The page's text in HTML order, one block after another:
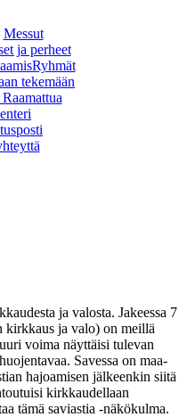
Messut
ja perheet
tekemään
ja valosta. Jakeessa 7
kirkkaus ja valo) on meillä
voima näyttäisi tulevan
Savessa on maa-
hajoamisen jälkeenkin siitä
kirkkaudellaan
tämä saviastia -näkökulma.